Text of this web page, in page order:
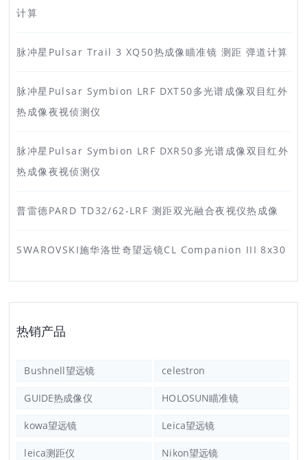
计算
脉冲星Pulsar Trail 3 XQ50热成像瞄准镜 测距 弹道计算
脉冲星Pulsar Symbion LRF DXT50多光谱成像双目红外
热成像夜视侦测仪
脉冲星Pulsar Symbion LRF DXR50多光谱成像双目红外
热成像夜视侦测仪
普雷德PARD TD32/62-LRF 测距双光融合夜视仪热成像
SWAROVSKI施华洛世奇望远镜CL Companion III 8x30
热销产品
Bushnell望远镜 celestron
GUIDE热成像仪 HOLOSUN瞄准镜
kowa望远镜 Leica望远镜
leica测距仪 Nikon望远镜